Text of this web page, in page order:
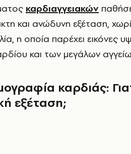
καρδιαγγειακών
και ανώδυνη εξέταση,
η οποία παρέχει εικόνες
και των μεγάλων
καρδιάς:
εξέταση;